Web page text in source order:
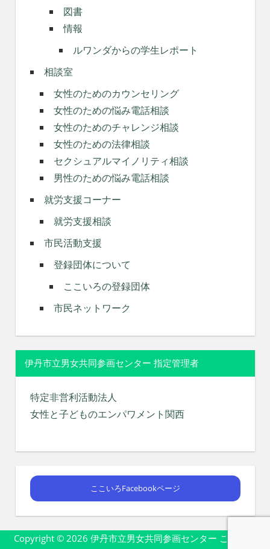
図書
情報
ルワンダからの学生レポート
相談室
女性のためのカウンセリング
女性のための悩み電話相談
女性のためのチャレンジ相談
女性のための法律相談
セクシュアルマイノリティ相談
男性のための悩み電話相談
就労支援コーナー
就労支援相談
市民活動支援
登録団体について
ここいろの登録団体
市民ネットワーク
伊丹市立男女共同参画センター 指定管理者
特定非営利活動法人
女性と子どものエンパワメント関西
ここいろFacebookページ
Copyright © 2026 伊丹市立男女共同参画センター ここいろ